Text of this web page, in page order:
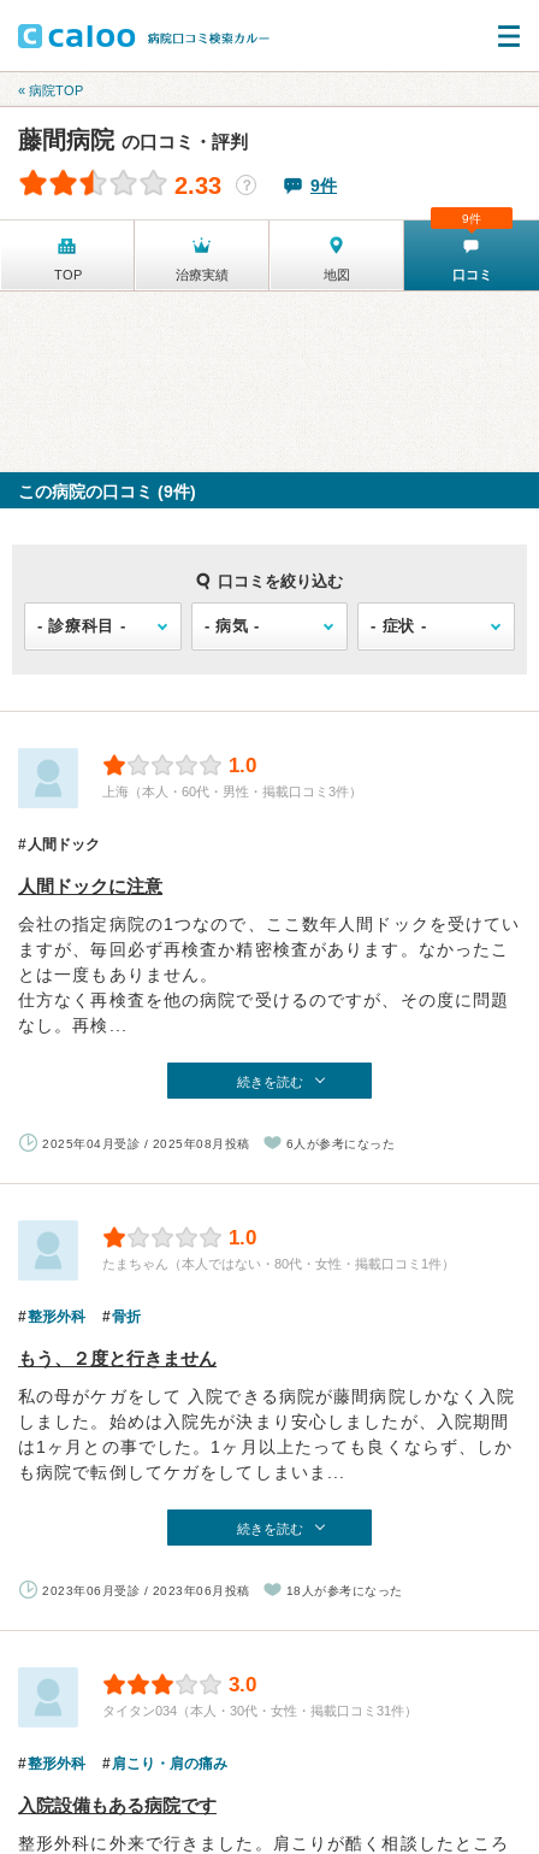
« 病院TOP
藤間病院 の口コミ・評判
2.33 ？ 9件
TOP 治療実績 地図 口コミ
9件
この病院の口コミ (9件)
口コミを絞り込む
1.0
上海（本人・60代・男性・掲載口コミ3件）
人間ドック
人間ドックに注意
会社の指定病院の1つなので、ここ数年人間ドックを受けてい
ますが、毎回必ず再検査か精密検査があります。なかったこ
とは一度もありません。
仕方なく再検査を他の病院で受けるのですが、その度に問題
なし。再検...
続きを読む
2025年04月受診 / 2025年08月投稿 6人が参考になった
1.0
たまちゃん（本人ではない・80代・女性・掲載口コミ1件）
整形外科 骨折
もう、２度と行きません
私の母がケガをして 入院できる病院が藤間病院しかなく入院
しました。始めは入院先が決まり安心しましたが、入院期間
は1ヶ月との事でした。1ヶ月以上たっても良くならず、しか
も病院で転倒してケガをしてしまいま...
続きを読む
2023年06月受診 / 2023年06月投稿 18人が参考になった
3.0
タイタン034（本人・30代・女性・掲載口コミ31件）
整形外科 肩こり・肩の痛み
入院設備もある病院です
整形外科に外来で行きました。肩こりが酷く相談したところ